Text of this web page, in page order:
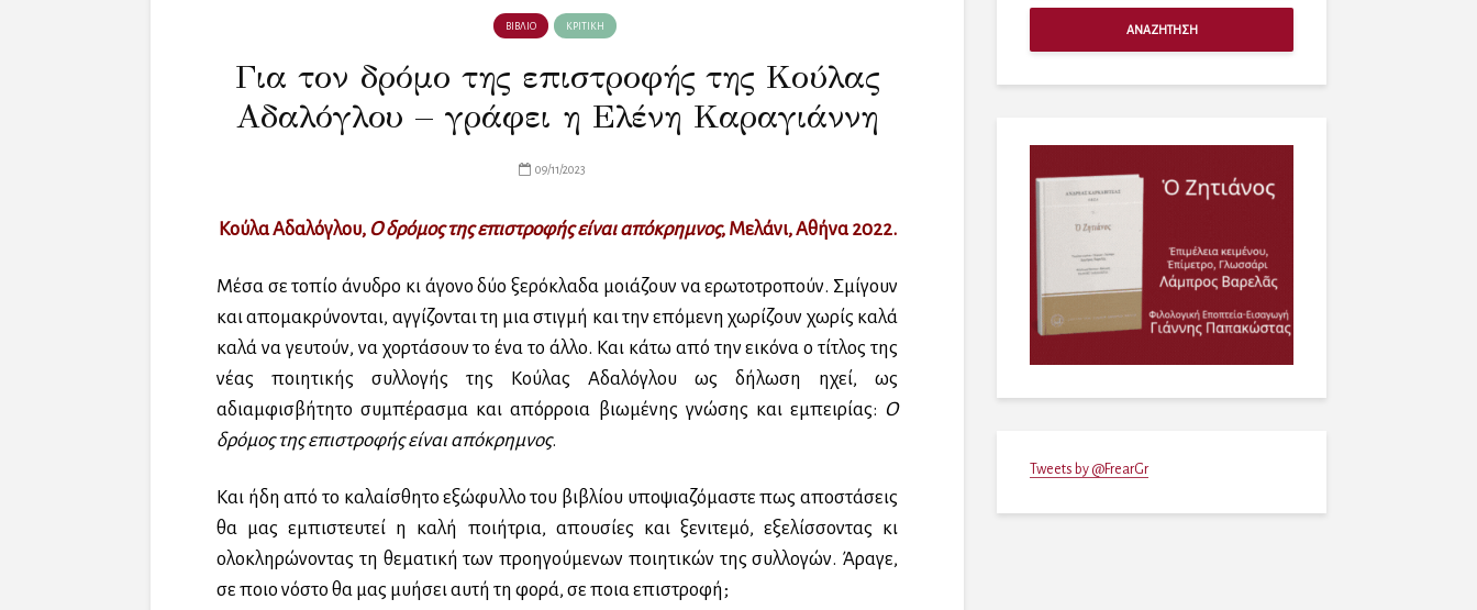
ΒΙΒΛΙΟ ΚΡΙΤΙΚΗ
Για τον δρόμο της επιστροφής της Κούλας
Αδαλόγλου – γράφει η Ελένη Καραγιάννη
09/11/2023
Κούλα Αδαλόγλου, Ο δρόμος της επιστροφής είναι απόκρημνος, Μελάνι, Αθήνα 2022.
Μέσα σε τοπίο άνυδρο κι άγονο δύο ξερόκλαδα μοιάζουν να ερωτοτροπούν. Σμίγουν
και απομακρύνονται, αγγίζονται τη μια στιγμή και την επόμενη χωρίζουν χωρίς καλά
καλά να γευτούν, να χορτάσουν το ένα το άλλο. Και κάτω από την εικόνα ο τίτλος της
νέας ποιητικής συλλογής της Κούλας Αδαλόγλου ως δήλωση ηχεί, ως
αδιαμφισβήτητο συμπέρασμα και απόρροια βιωμένης γνώσης και εμπειρίας: Ο
δρόμος της επιστροφής είναι απόκρημνος.
Και ήδη από το καλαίσθητο εξώφυλλο του βιβλίου υποψιαζόμαστε πως αποστάσεις
θα μας εμπιστευτεί η καλή ποιήτρια, απουσίες και ξενιτεμό, εξελίσσοντας κι
ολοκληρώνοντας τη θεματική των προηγούμενων ποιητικών της συλλογών. Άραγε,
σε ποιο νόστο θα μας μυήσει αυτή τη φορά, σε ποια επιστροφή;
ΑΝΑΖΗΤΗΣΗ
Tweets by @FrearGr